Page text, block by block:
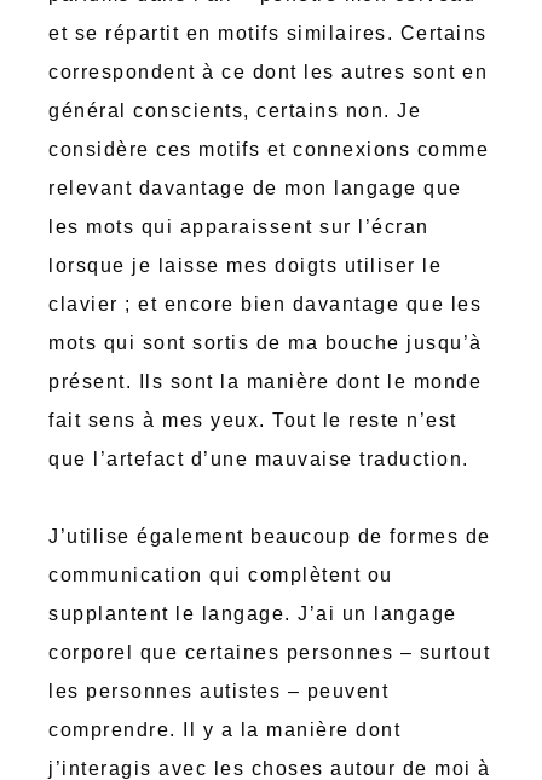
et se répartit en motifs similaires. Certains
correspondent à ce dont les autres sont en
général conscients, certains non. Je
considère ces motifs et connexions comme
relevant davantage de mon langage que
les mots qui apparaissent sur l’écran
lorsque je laisse mes doigts utiliser le
clavier ; et encore bien davantage que les
mots qui sont sortis de ma bouche jusqu’à
présent. Ils sont la manière dont le monde
fait sens à mes yeux. Tout le reste n’est
que l’artefact d’une mauvaise traduction.
J’utilise également beaucoup de formes de
communication qui complètent ou
supplantent le langage. J’ai un langage
corporel que certaines personnes – surtout
les personnes autistes – peuvent
comprendre. Il y a la manière dont
j’interagis avec les choses autour de moi à